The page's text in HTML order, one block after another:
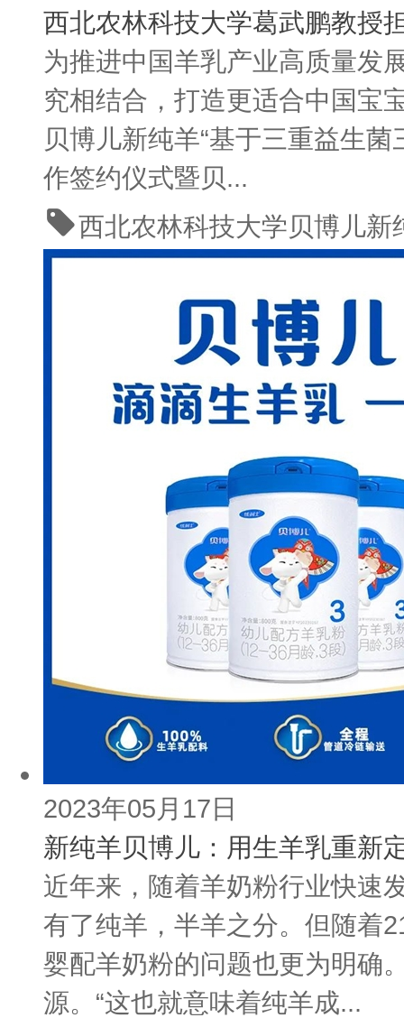
西北农林科技大学葛武鹏教授
为推进中国羊乳产业高质量发
究相结合，打造更适合中国宝
贝博儿新纯羊“基于三重益生
作签约仪式暨贝...
西北农林科技大学贝博儿新
2023年05月17日
新纯羊贝博儿：用生羊乳重新
近年来，随着羊奶粉行业快速
有了纯羊，半羊之分。但随着
婴配羊奶粉的问题也更为明确
源。“这也就意味着纯羊成...